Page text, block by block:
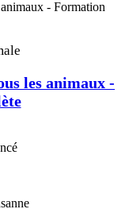
les animaux -